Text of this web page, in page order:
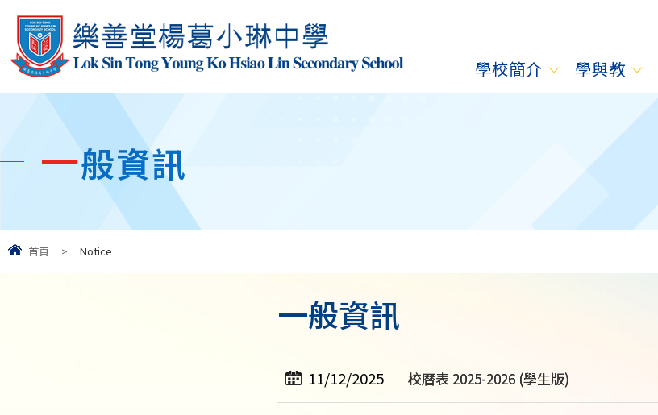
學校簡介 學與教
一般資訊
首頁 > Notice
一般資訊
11/12/2025 校曆表 2025-2026 (學生版)